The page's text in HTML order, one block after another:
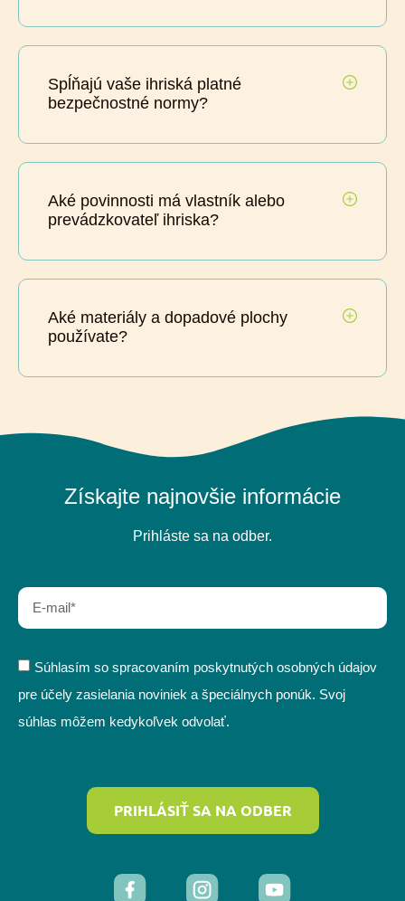
Spĺňajú vaše ihriská platné
bezpečnostné normy?
Aké povinnosti má vlastník alebo
prevádzkovateľ ihriska?
Aké materiály a dopadové plochy
používate?
Získajte najnovšie informácie
Prihláste sa na odber.
Súhlasím so spracovaním poskytnutých osobných údajov
pre účely zasielania noviniek a špeciálnych ponúk. Svoj
súhlas môžem kedykoľvek odvolať.
PRIHLÁSIŤ SA NA ODBER